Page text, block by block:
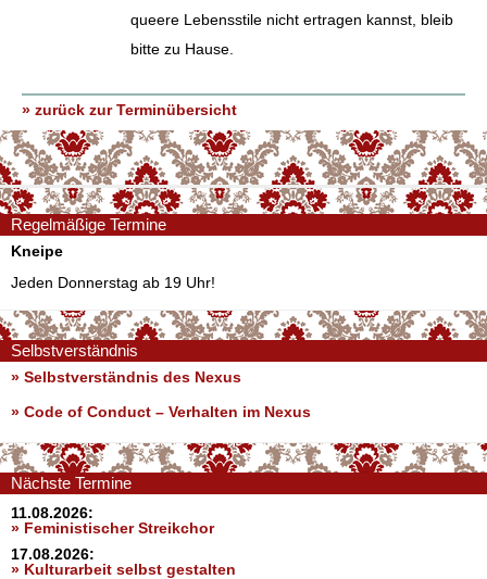
queere Lebensstile nicht ertragen kannst, bleib
bitte zu Hause.
» zurück zur Terminübersicht
Regelmäßige Termine
Kneipe
Jeden Donnerstag ab 19 Uhr!
Selbstverständnis
» Selbstverständnis des Nexus
» Code of Conduct – Verhalten im Nexus
Nächste Termine
11.08.2026:
» Feministischer Streikchor
17.08.2026:
» Kulturarbeit selbst gestalten